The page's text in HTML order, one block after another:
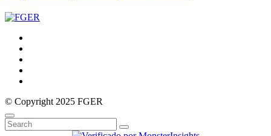
© Copyright 2025 FGER